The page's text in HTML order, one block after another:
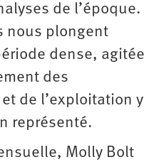
de l’époque.
nous plongent
dense, agitée
des
de l’exploitation y
représenté.
Molly Bolt